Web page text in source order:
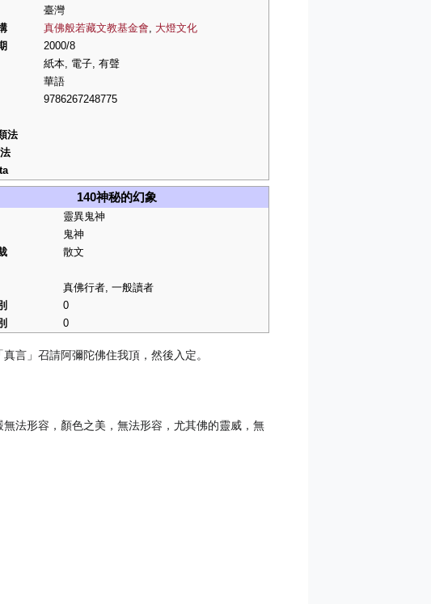
臺灣
真佛般若藏文教基金會, 大燈文化
2000/8
紙本, 電子, 有聲
華語
9786267248775
法
140神秘的幻象
靈異鬼神
鬼神
散文
真佛行者, 一般讀者
0
0
言」召請阿彌陀佛住我頂，然後入定。
法形容，顏色之美，無法形容，尤其佛的靈威，無